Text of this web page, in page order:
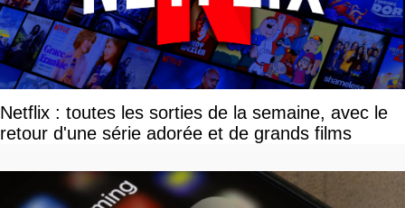
Netflix : toutes les sorties de la semaine, avec le
retour d'une série adorée et de grands films